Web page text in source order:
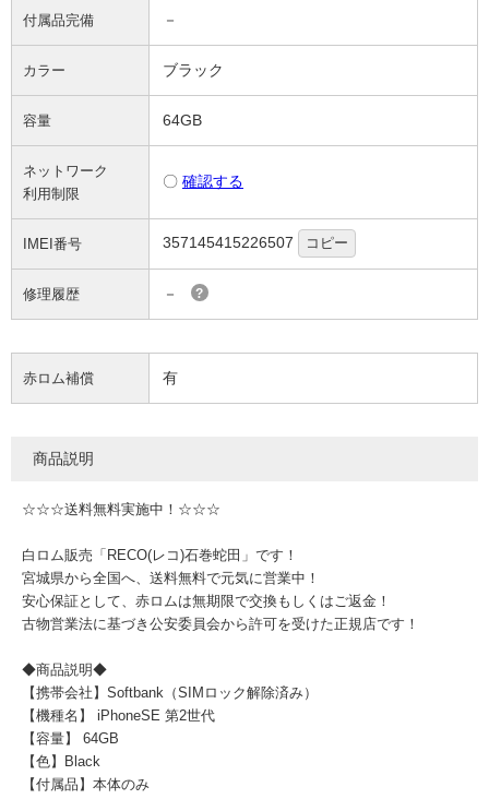
付属品完備 －
カラー ブラック
容量 64GB
ネットワーク
利用制限
〇 確認する
IMEI番号 357145415226507 コピー
修理履歴 － ?
赤ロム補償 有
商品説明
☆☆☆送料無料実施中！☆☆☆
白ロム販売「RECO(レコ)石巻蛇田」です！
宮城県から全国へ、送料無料で元気に営業中！
安心保証として、赤ロムは無期限で交換もしくはご返金！
古物営業法に基づき公安委員会から許可を受けた正規店です！
◆商品説明◆
【携帯会社】Softbank（SIMロック解除済み）
【機種名】 iPhoneSE 第2世代
【容量】 64GB
【色】Black
【付属品】本体のみ